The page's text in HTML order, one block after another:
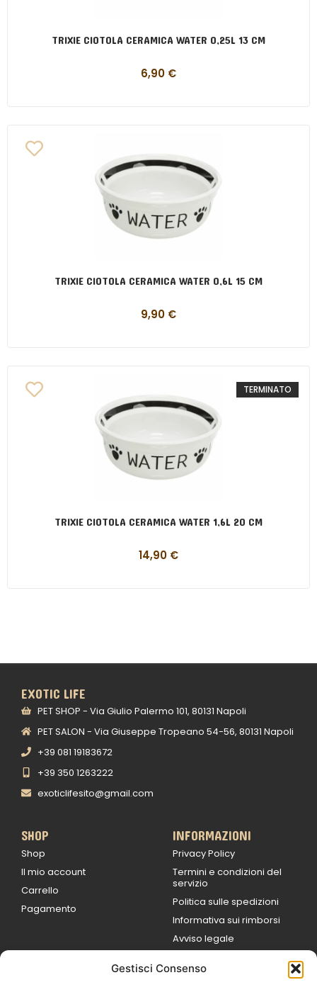
Gestisci Consenso
TRIXIE CIOTOLA CERAMICA WATER 0,25L 13 CM
6,90 €
TRIXIE CIOTOLA CERAMICA WATER 0,6L 15 CM
9,90 €
TERMINATO
TRIXIE CIOTOLA CERAMICA WATER 1,6L 20 CM
14,90 €
EXOTIC LIFE
PET SHOP - Via Giulio Palermo 101, 80131 Napoli
PET SALON - Via Giuseppe Tropeano 54-56, 80131 Napoli
+39 081 19183672
+39 350 1263222
exoticlifesito@gmail.com
SHOP
Shop
Il mio account
Carrello
Pagamento
INFORMAZIONI
Privacy Policy
Termini e condizioni del
servizio
Politica sulle spedizioni
Informativa sui rimborsi
Avviso legale
9:00